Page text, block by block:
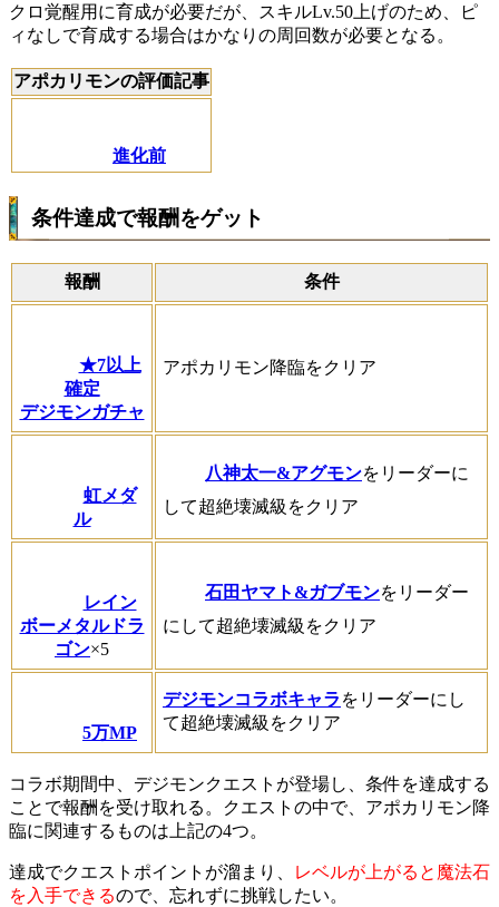
クロ覚醒用に育成が必要だが、スキルLv.50上げのため、ピ
ィなしで育成する場合はかなりの周回数が必要となる。
アポカリモンの評価記事
進化前
条件達成で報酬をゲット
報酬 条件
★7以上
確定
デジモンガチャ
アポカリモン降臨をクリア
虹メダ
ル
八神太一&アグモンをリーダーに
して超絶壊滅級をクリア
レイン
ボーメタルドラ
ゴン×5
石田ヤマト&ガブモンをリーダー
にして超絶壊滅級をクリア
5万MP
デジモンコラボキャラ をリーダーにし
て超絶壊滅級をクリア
コラボ期間中、デジモンクエストが登場し、条件を達成する
ことで報酬を受け取れる。クエストの中で、アポカリモン降
臨に関連するものは上記の4つ。
達成でクエストポイントが溜まり、
レベルが上がると魔法石
を入手できるので、忘れずに挑戦したい。